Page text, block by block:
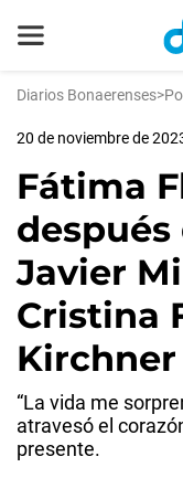
Diarios Bonaerenses>
20 de noviembre de
Fátima
Javier
Cristina
Kirchner
“La vida me
atravesó el
presente.